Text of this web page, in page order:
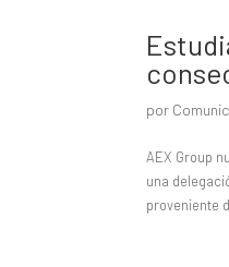
por
AEX Group
una
proveniente